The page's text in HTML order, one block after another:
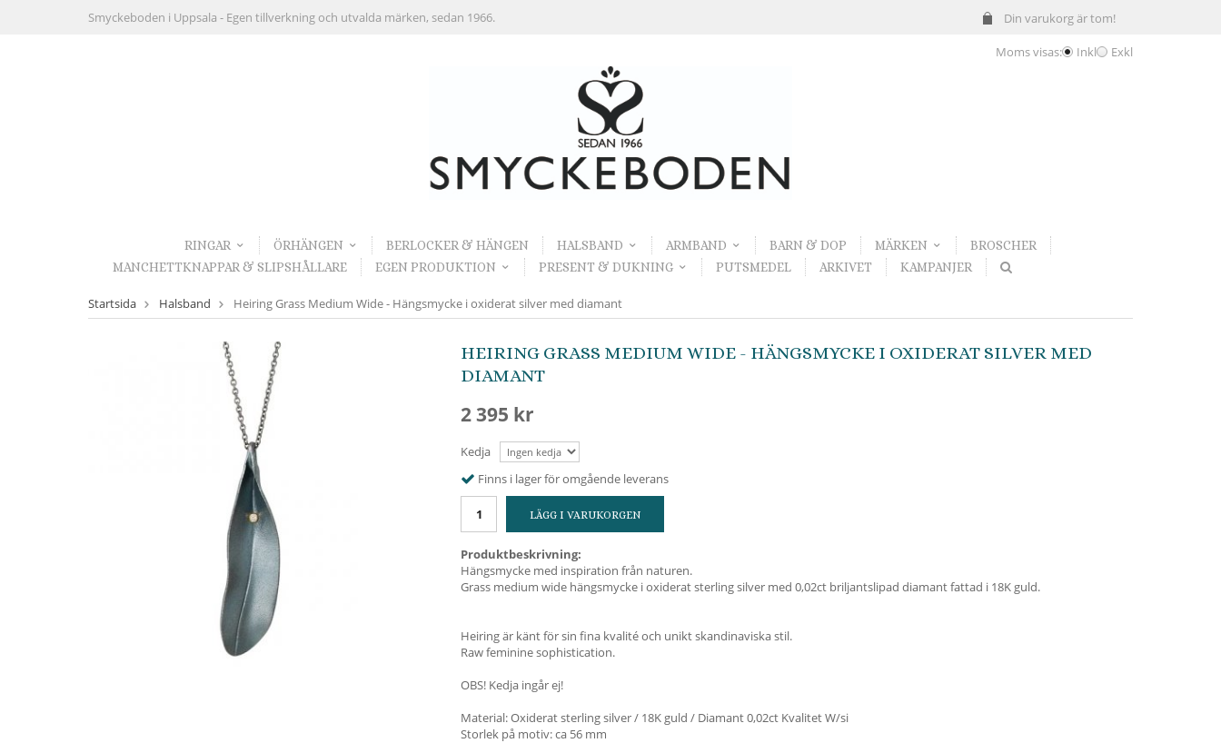
Din varukorg är tom!
Smyckeboden i Uppsala - Egen tillverkning och utvalda märken, sedan 1966.
Moms visas: Inkl Exkl
RINGAR ÖRHÄNGEN BERLOCKER & HÄNGEN HALSBAND ARMBAND BARN & DOP MÄRKEN
BROSCHER
MANCHETTKNAPPAR & SLIPSHÅLLARE
EGEN PRODUKTION PRESENT & DUKNING PUTSMEDEL ARKIVET KAMPANJER
Startsida Halsband Heiring Grass Medium Wide - Hängsmycke i oxiderat silver med diamant
HEIRING GRASS MEDIUM WIDE - HÄNGSMYCKE I OXIDERAT SILVER MED
DIAMANT
2 395 kr
Kedja
Finns i lager för omgående leverans
LÄGG I VARUKORGEN
Produktbeskrivning:
Hängsmycke med inspiration från naturen.
Grass medium wide hängsmycke i oxiderat sterling silver med 0,02ct briljantslipad diamant fattad i 18K guld.
Heiring är känt för sin fina kvalité och unikt skandinaviska stil.
Raw feminine sophistication.
OBS! Kedja ingår ej!
Material: Oxiderat sterling silver / 18K guld / Diamant 0,02ct Kvalitet W/si
Storlek på motiv: ca 56 mm